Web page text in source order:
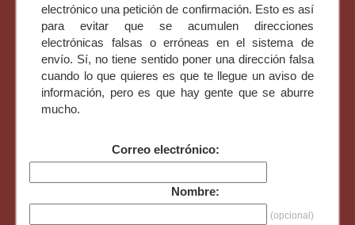
electrónico una petición de confirmación. Esto es así
para evitar que se acumulen direcciones
electrónicas falsas o erróneas en el sistema de
envío. Sí, no tiene sentido poner una dirección falsa
cuando lo que quieres es que te llegue un aviso de
información, pero es que hay gente que se aburre
mucho.
Correo electrónico:
Nombre:
(opcional)